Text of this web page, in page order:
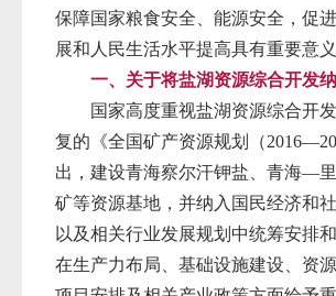
保障国家粮食安全、能源安全，促
展和人民生活水平提高具有重要意义
一、关于将盐湖资源综合开发
国家高度重视盐湖资源综合开
复的《全国矿产资源规划（
出，建设青海察尔汗钾盐、青海—
矿等资源基地，并纳入国民经济和
以及相关行业发展规划中统筹安排
在生产力布局、基础设施建设、资